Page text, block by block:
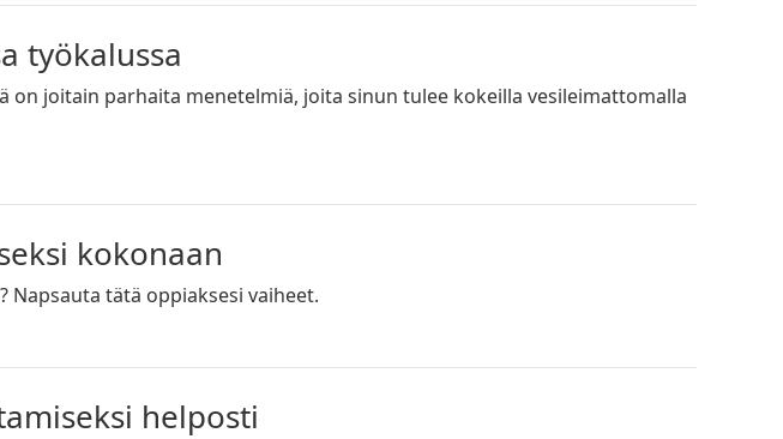
työkalussa
on joitain parhaita menetelmiä, joita sinun tulee kokeilla vesileimattomalla
kokonaan
Napsauta tätä oppiaksesi vaiheet.
helposti